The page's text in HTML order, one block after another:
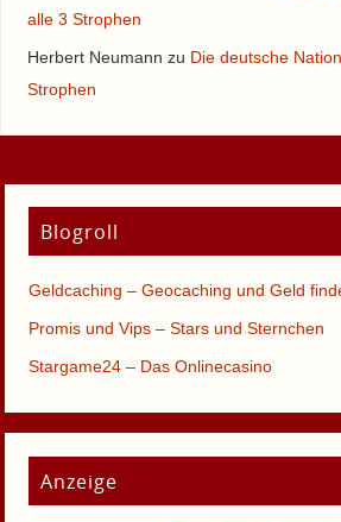
alle 3 Strophen
Herbert Neumann zu Die deutsche
Strophen
Blogroll
Geldcaching – Geocaching und Geld
Promis und Vips – Stars und Sternchen
Stargame24 – Das Onlinecasino
Anzeige